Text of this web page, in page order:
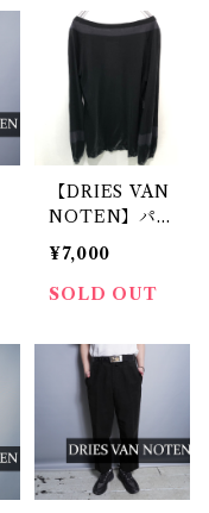
【DRIES VAN
NOTEN】パタ
ーン切り替えロ
ングカットソー
¥7,000
SOLD OUT